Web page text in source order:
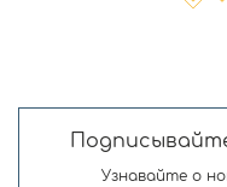
Узнавайте о